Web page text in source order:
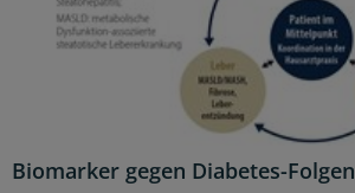
Biomarker gegen Diabetes-Folgen